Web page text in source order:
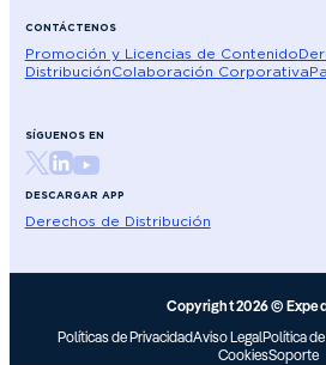
CONTÁCTENOS
Promoción y Licencias de Contenido
DistribuciónColaboración Corporativa
SÍGUENOS EN
DESCARGAR APP
Derechos de Distribución
Copyright 2026 ©
Políticas de PrivacidadAviso LegalPolítica
CookiesSoporte